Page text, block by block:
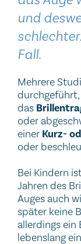
und
Fall.
Mehrere
durchgeführt,
das
oder
einer Kurz-
oder
Bei Kindern
Jahren des
Auges auch
später keine
allerdings ein
lebenslang